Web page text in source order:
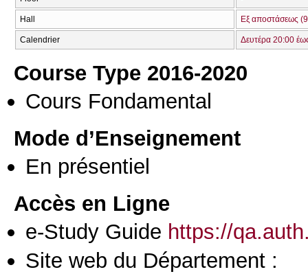
Hall Εξ αποστάσεως
Calendrier Δευτέρα 20:00
Course Type 2016-2020
Cours Fondamental
Mode d’Enseignement
En présentiel
Accès en Ligne
e-Study Guide https://
Site web du Département :